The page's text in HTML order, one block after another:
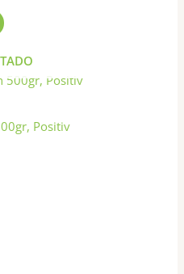
Las
se
elegir
la
Positiv